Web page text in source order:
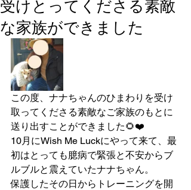
受けとってくださる素敵
な家族ができました
この度、ナナちゃんのひまわりを受け
取ってくださる素敵なご家族のもとに
送り出すことができました🌻❤️
10月にWish Me Luckにやって来て、最
初はとっても臆病で緊張と不安からブ
ルブルと震えていたナナちゃん。
保護したその日からトレーニングを開